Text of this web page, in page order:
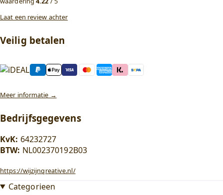
Laat een review achter
Veilig betalen
Meer informatie →
Bedrijfsgegevens
KvK: 64232727
BTW: NL002370192B03
https://wijzijnqreative.nl/
Categorieen